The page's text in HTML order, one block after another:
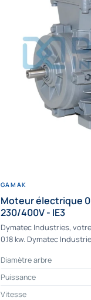
GAMAK
Moteur électrique
230/400V - IE3
Dymatec Industries,
0.18 kw. Dymatec
Diamètre arbre
Puissance
Vitesse